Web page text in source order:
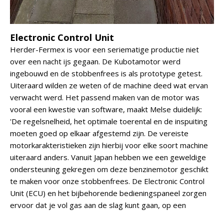
Electronic Control Unit
Herder-Fermex is voor een seriematige productie niet
over een nacht ijs gegaan. De Kubotamotor werd
ingebouwd en de stobbenfrees is als prototype getest.
Uiteraard wilden ze weten of de machine deed wat ervan
verwacht werd. Het passend maken van de motor was
vooral een kwestie van software, maakt Melse duidelijk:
'De regelsnelheid, het optimale toerental en de inspuiting
moeten goed op elkaar afgestemd zijn. De vereiste
motorkarakteristieken zijn hierbij voor elke soort machine
uiteraard anders. Vanuit Japan hebben we een geweldige
ondersteuning gekregen om deze benzinemotor geschikt
te maken voor onze stobbenfrees. De Electronic Control
Unit (ECU) en het bijbehorende bedieningspaneel zorgen
ervoor dat je vol gas aan de slag kunt gaan, op een